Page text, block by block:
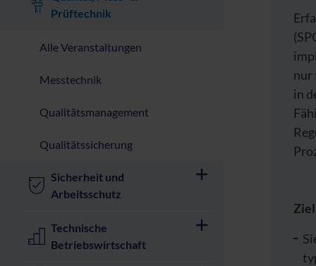
Prüftechnik
Alle Veranstaltungen
Messtechnik
Qualitätsmanagement
Qualitätssicherung
Sicherheit und
Arbeitsschutz
Technische
Betriebswirtschaft
nur
in